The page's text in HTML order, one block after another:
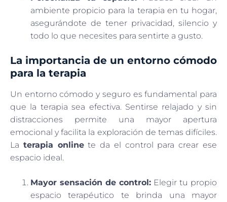
ambiente propicio para la terapia en tu hogar,
asegurándote de tener privacidad, silencio y
todo lo que necesites para sentirte a gusto.
La importancia de un entorno cómodo
para la terapia
Un entorno cómodo y seguro es fundamental para
que la terapia sea efectiva. Sentirse relajado y sin
distracciones permite una mayor apertura
emocional y facilita la exploración de temas difíciles.
La terapia onlinete da el control para crear ese
espacio ideal.
Mayor sensación de control: Elegir tu propio
espacio terapéutico te brinda una mayor